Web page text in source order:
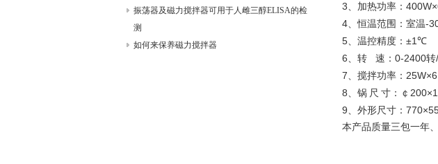
振荡器及磁力搅拌器可用于人雌三醇ELISA的检
测
如何来保养磁力搅拌器
3、加热功率：
4、恒温范围：室温-
5、温控精度： ±1 ℃
6、转 速： 0-2400转/
7、搅拌功率： 25W×6
8、锅 尺 寸：￠
9、外形尺寸：
本产品质量三包一年